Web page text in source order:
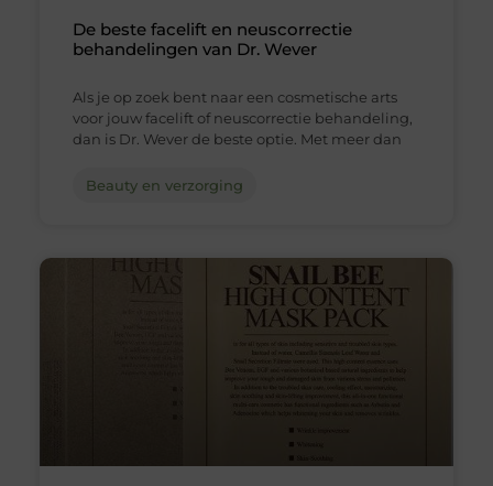
De beste facelift en neuscorrectie
behandelingen van Dr. Wever
Als je op zoek bent naar een cosmetische arts
voor jouw facelift of neuscorrectie behandeling,
dan is Dr. Wever de beste optie. Met meer dan
Beauty en verzorging